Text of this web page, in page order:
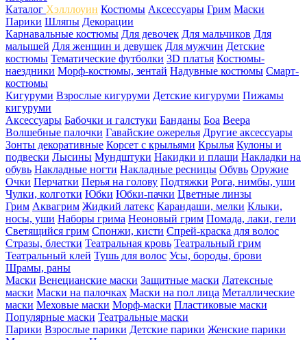
Каталог Хэлллоуин Костюмы Аксессуары Грим Маски
Парики Шляпы Декорации
Карнавальные костюмы Для девочек Для мальчиков Для
малышей Для женщин и девушек Для мужчин Детские
костюмы Тематические футболки 3D платья Костюмы-
наездники Морф-костюмы, зентай Надувные костюмы Смарт-
костюмы
Кигуруми Взрослые кигуруми Детские кигуруми Пижамы
кигуруми
Аксессуары Бабочки и галстуки Банданы Боа Веера
Волшебные палочки Гавайские ожерелья Другие аксессуары
Зонты декоративные Корсет с крыльями Крылья Кулоны и
подвески Лысины Мундштуки Накидки и плащи Накладки на
обувь Накладные ногти Накладные ресницы Обувь Оружие
Очки Перчатки Перья на голову Подтяжки Рога, нимбы, уши
Чулки, колготки Юбки Юбки-пачки Цветные линзы
Грим Аквагрим Жидкий латекс Карандаши, мелки Клыки,
носы, уши Наборы грима Неоновый грим Помада, лаки, гели
Светящийся грим Спонжи, кисти Спрей-краска для волос
Стразы, блестки Театральная кровь Театральный грим
Театральный клей Тушь для волос Усы, бороды, брови
Шрамы, раны
Маски Венецианские маски Защитные маски Латексные
маски Маски на палочках Маски на пол лица Металлические
маски Меховые маски Морф-маски Пластиковые маски
Популярные маски Театральные маски
Парики Взрослые парики Детские парики Женские парики